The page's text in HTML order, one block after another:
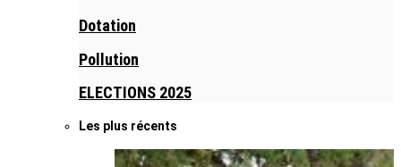
Dotation
Pollution
ELECTIONS 2025
Les plus récents